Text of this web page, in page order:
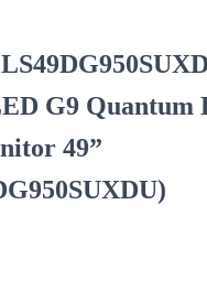
G9 Quantum
49”